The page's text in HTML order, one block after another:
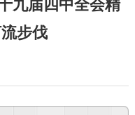
九届四中全会精
步伐